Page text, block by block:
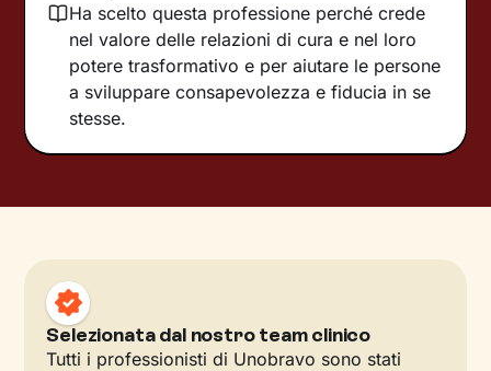
Ha scelto questa professione perché crede
nel valore delle relazioni di cura e nel loro
potere trasformativo e per aiutare le persone
a sviluppare consapevolezza e fiducia in se
stesse.
Selezionata dal nostro team clinico
Tutti i professionisti di Unobravo sono stati